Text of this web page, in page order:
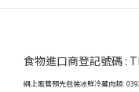
食物進口商登記號碼 :
網上販售預先包裝冰鮮冷藏肉類: